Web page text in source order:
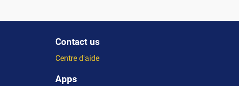
Contact us
Centre d'aide
Apps